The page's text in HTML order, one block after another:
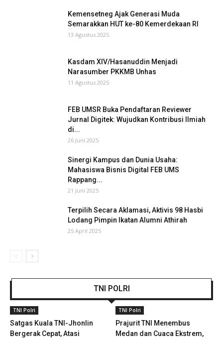
Kemensetneg Ajak Generasi Muda
Semarakkan HUT ke-80 Kemerdekaan RI
13 Agustus 2025
Kasdam XIV/Hasanuddin Menjadi
Narasumber PKKMB Unhas
11 Agustus 2025
FEB UMSR Buka Pendaftaran Reviewer
Jurnal Digitek: Wujudkan Kontribusi Ilmiah
di...
26 Juni 2025
Sinergi Kampus dan Dunia Usaha:
Mahasiswa Bisnis Digital FEB UMS
Rappang...
21 Juni 2025
Terpilih Secara Aklamasi, Aktivis 98 Hasbi
Lodang Pimpin Ikatan Alumni Athirah
25 April 2025
TNI POLRI
TNI Polri
Satgas Kuala TNI-Jhonlin
Bergerak Cepat, Atasi
TNI Polri
Prajurit TNI Menembus
Medan dan Cuaca Ekstrem,